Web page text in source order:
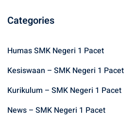
Categories
Humas SMK Negeri 1 Pacet
Kesiswaan – SMK Negeri 1 Pacet
Kurikulum – SMK Negeri 1 Pacet
News – SMK Negeri 1 Pacet